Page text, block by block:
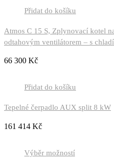
Přidat do košíku
Atmos C 15 S, Zplynovací kotel
odtahovým ventilátorem – s
66 300 Kč
Přidat do košíku
Tepelné čerpadlo AUX split 8 kW
161 414 Kč
Výběr možností